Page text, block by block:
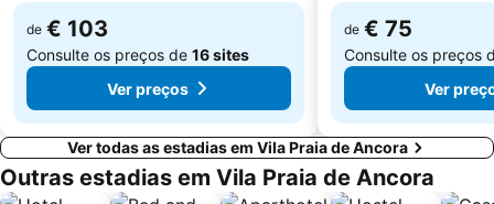
de € 103
Consulte os preços de 16 sites
Ver preços
de € 75
Consulte os preços
Ver
Ver todas as estadias em Vila Praia de Ancora
Outras estadias em Vila Praia de Ancora